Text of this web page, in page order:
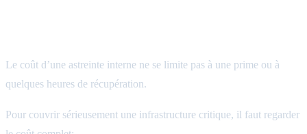
Le coût d’une astreinte interne ne se limite pas à une prime ou à
quelques heures de récupération.
Pour couvrir sérieusement une infrastructure critique, il faut regarder